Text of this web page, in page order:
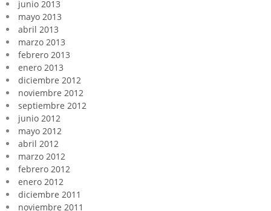
junio 2013
mayo 2013
abril 2013
marzo 2013
febrero 2013
enero 2013
diciembre 2012
noviembre 2012
septiembre 2012
junio 2012
mayo 2012
abril 2012
marzo 2012
febrero 2012
enero 2012
diciembre 2011
noviembre 2011